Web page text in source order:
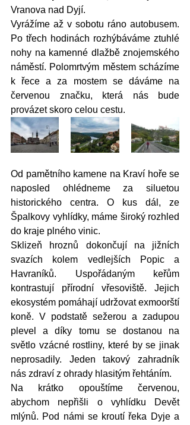
Vranova nad Dyjí.
Vyrážíme až v sobotu ráno autobusem.
Po třech hodinách rozhýbáváme ztuhlé
nohy na kamenné dlažbě znojemského
náměstí. Polomrtvým městem scházíme
k řece a za mostem se dáváme na
červenou značku, která nás bude
provázet skoro celou cestu.
Od pamětního kamene na Kraví hoře se
naposled ohlédneme za siluetou
historického centra. O kus dál, ze
Špalkovy vyhlídky, máme široký rozhled
do kraje plného vinic.
Sklizeň hroznů dokončují na jižních
svazích kolem vedlejších Popic a
Havraníků. Uspořádaným keřům
kontrastují přírodní vřesoviště. Jejich
ekosystém pomáhají udržovat exmoorští
koně. V podstatě sežerou a zadupou
plevel a díky tomu se dostanou na
světlo vzácné rostliny, které by se jinak
neprosadily. Jeden takový zahradník
nás zdraví z ohrady hlasitým řehtáním.
Na krátko opouštíme červenou,
abychom nepřišli o vyhlídku Devět
mlýnů. Pod námi se kroutí řeka Dyje a